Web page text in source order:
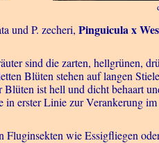
und P. zecheri, Pinguicula x
sind die zarten, hellgrünen,
Blüten stehen auf langen
ist hell und dicht behaart
in erster Linie zur Verankerung
wie Essigfliegen